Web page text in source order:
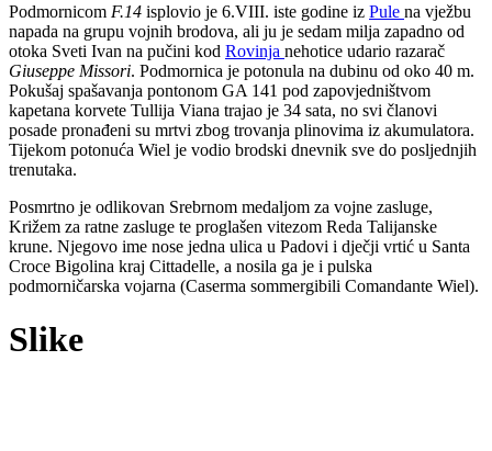
Podmornicom F.14 isplovio je 6.VIII. iste godine iz Pule na vježbu
napada na grupu vojnih brodova, ali ju je sedam milja zapadno od
otoka Sveti Ivan na pučini kod Rovinja nehotice udario razarač
Giuseppe Missori. Podmornica je potonula na dubinu od oko 40 m.
Pokušaj spašavanja pontonom GA 141 pod zapovjedništvom
kapetana korvete Tullija Viana trajao je 34 sata, no svi članovi
posade pronađeni su mrtvi zbog trovanja plinovima iz akumulatora.
Tijekom potonuća Wiel je vodio brodski dnevnik sve do posljednjih
trenutaka.
Posmrtno je odlikovan Srebrnom medaljom za vojne zasluge,
Križem za ratne zasluge te proglašen vitezom Reda Talijanske
krune. Njegovo ime nose jedna ulica u Padovi i dječji vrtić u Santa
Croce Bigolina kraj Cittadelle, a nosila ga je i pulska
podmorničarska vojarna (Caserma sommergibili Comandante Wiel).
Slike